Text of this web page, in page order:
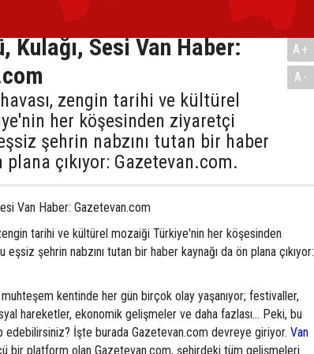
Kulağı, Sesi Van Haber:
zengin tarihi ve kültürel
her köşesinden ziyaretçi
şehrin nabzını tutan bir haber
plana çıkıyor: Gazetevan.com.
A+
A-
Van Haber: Gazetevan.com
zengin tarihi ve kültürel mozaiği Türkiye'nin her köşesinden
şehrin nabzını tutan bir haber kaynağı da ön plana çıkıyor:
kentinde her gün birçok olay yaşanıyor; festivaller,
hareketler, ekonomik gelişmeler ve daha fazlası... Peki, bu
edebilirsiniz? İşte burada Gazetevan.com devreye giriyor. Van
bir platform olan Gazetevan.com, şehirdeki tüm gelişmeleri